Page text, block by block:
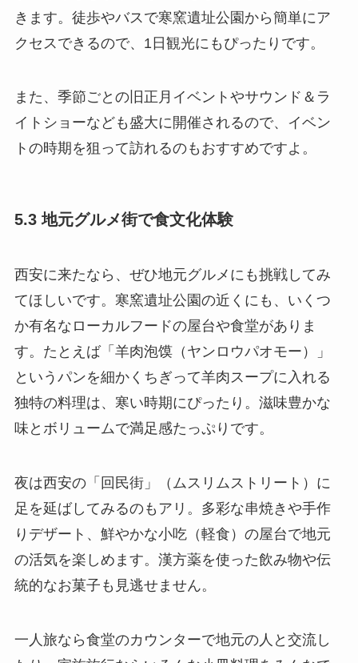
きます。徒歩やバスで寒窯遺址公園から簡単にア
クセスできるので、1日観光にもぴったりです。
また、季節ごとの旧正月イベントやサウンド＆ラ
イトショーなども盛大に開催されるので、イベン
トの時期を狙って訪れるのもおすすめですよ。
5.3 地元グルメ街で食文化体験
西安に来たなら、ぜひ地元グルメにも挑戦してみ
てほしいです。寒窯遺址公園の近くにも、いくつ
か有名なローカルフードの屋台や食堂がありま
す。たとえば「羊肉泡馍（ヤンロウパオモー）」
というパンを細かくちぎって羊肉スープに入れる
独特の料理は、寒い時期にぴったり。滋味豊かな
味とボリュームで満足感たっぷりです。
夜は西安の「回民街」（ムスリムストリート）に
足を延ばしてみるのもアリ。多彩な串焼きや手作
りデザート、鮮やかな小吃（軽食）の屋台で地元
の活気を楽しめます。漢方薬を使った飲み物や伝
統的なお菓子も見逃せません。
一人旅なら食堂のカウンターで地元の人と交流し